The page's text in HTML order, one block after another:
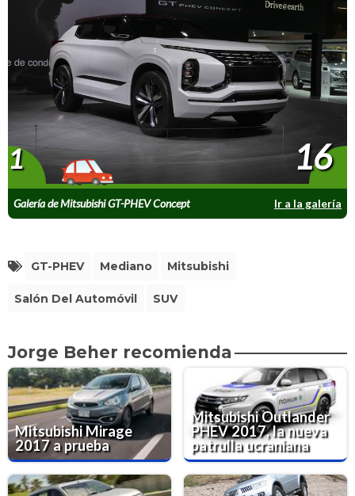
Galería de Mitsubishi GT-PHEV Concept Ir a la galería
1 16
GT-PHEV Mediano Mitsubishi
Salón Del Automóvil SUV
Jorge Beher recomienda
Mitsubishi Mirage
2017 a prueba
Mitsubishi Outlander
PHEV 2017, la nueva
patrulla ucraniana